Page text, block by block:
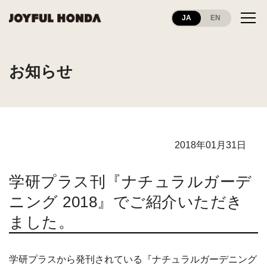
お知らせ
2018年01月31日
学研プラス刊『ナチュラルガーデ
ニング 2018』でご紹介いただき
ました。
学研プラスから発刊されている『ナチュラルガーデニング
JA EN